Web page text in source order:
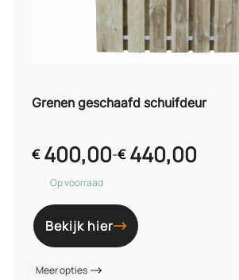
Grenen geschaafd schuifdeur
€400,00-€440,00
Op voorraad
Bekijk hier
Meer opties